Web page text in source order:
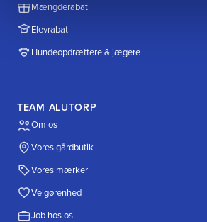
Mængderabat
Elevrabat
Hundeopdrættere & jægere
TEAM ALUTORP
Om os
Vores gårdbutik
Vores mærker
Velgørenhed
Job hos os